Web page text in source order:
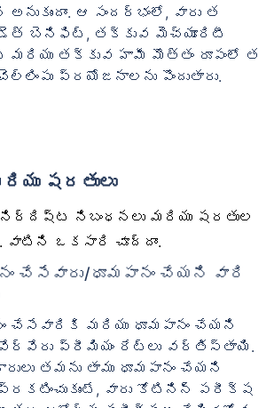
ఆ సందర్భంలో, వారు త
బెనిఫిట్, తక్కువ మెచ్యూరిటీ
తక్కువ హామీ మొత్తం రూపంలో త
ప్రయోజనాలను పొందుతారు.
షరతులు
నిబంధనలు మరియు షరతుల
వాటిని ఒకసారి చూద్దాం.
చేసేవారు/ధూమపానం చేయని వారి
చేసేవారికి మరియు ధూమపానం చేయని
ప్రీమియం రేట్లు వర్తిస్తాయి.
తమను తాము ధూమపానం చేయని
వారు కోటినిన్ పరీక్ష